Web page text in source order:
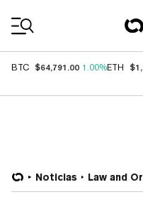
BTC $64,791.00 1.00%ETH
Noticias Law and